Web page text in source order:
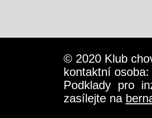
© 2020 Klub
kontaktní
Podklady pro
zasílejte na